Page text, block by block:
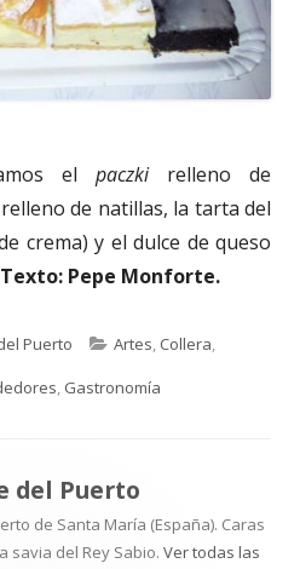
el paczkirelleno de
de natillas, la tarta del
crema) y el dulce de queso
Pepe Monforte.
Puerto Categorías
Artes Collera
Gastronomía
del Puerto
de Santa María (España). Caras
savia del Rey Sabio. Ver todas las